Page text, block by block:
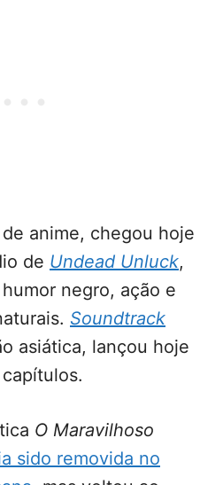
anime, chegou hoje
de Undead Unluck,
negro, ação e
Soundtrack
asiática, lançou hoje
O Maravilhoso
sido removida no